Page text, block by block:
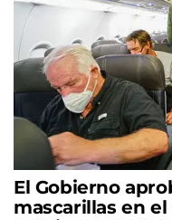
El Gobierno
mascarillas en